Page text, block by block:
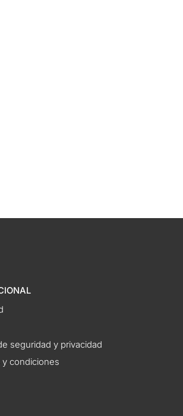
seguridad y privacidad
y condiciones